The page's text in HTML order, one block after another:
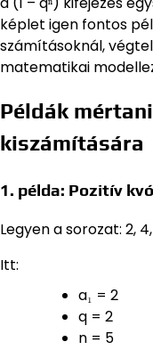
képlet igen fontos
számításoknál,
matematikai
Példák
kiszámítására
1. példa: Pozitív
Legyen a sorozat: 2, 4,
Itt:
a₁ = 2
q = 2
n = 5